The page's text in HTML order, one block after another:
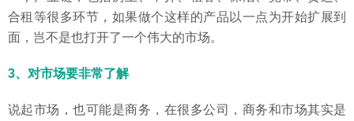
合租等很多环节，如果做个这样的产品以一点为开始扩展到
面，岂不是也打开了一个伟大的市场。
3、对市场要非常了解
说起市场，也可能是商务，在很多公司，商务和市场其实是